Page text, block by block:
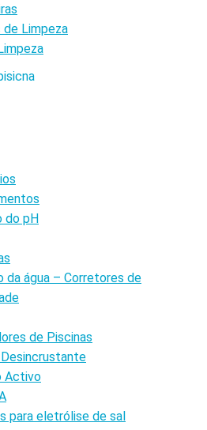
de Limpeza
do pH
da água – Corretores de
de Piscinas
Activo
para eletrólise de sal